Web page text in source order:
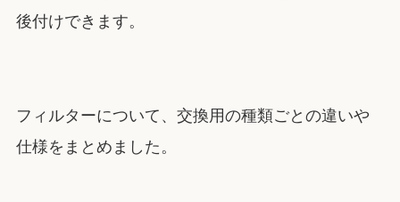
後付けできます。
フィルターについて、交換用の種類ごとの違いや
仕様をまとめました。